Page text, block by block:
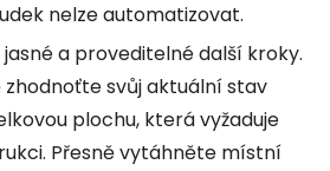
nelze automatizovat.
a proveditelné další kroky.
svůj aktuální stav
plochu, která vyžaduje
Přesně vytáhněte místní